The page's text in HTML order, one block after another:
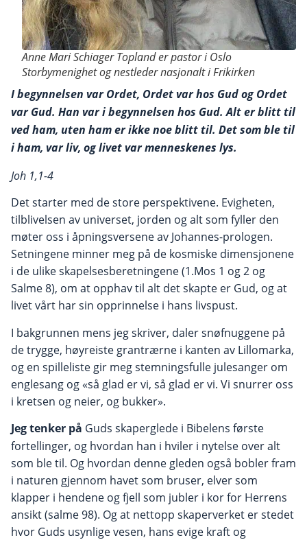
Anne Mari Schiager Topland er pastor i Oslo
Storbymenighet og nestleder nasjonalt i Frikirken
I begynnelsen var Ordet, Ordet var hos Gud og Ordet
var Gud. Han var i begynnelsen hos Gud. Alt er blitt til
ved ham, uten ham er ikke noe blitt til. Det som ble til
i ham, var liv, og livet var menneskenes lys.
Joh 1,1-4
Det starter med de store perspektivene. Evigheten,
tilblivelsen av universet, jorden og alt som fyller den
møter oss i åpningsversene av Johannes-prologen.
Setningene minner meg på de kosmiske dimensjonene
i de ulike skapelsesberetningene (1.Mos 1 og 2 og
Salme 8), om at opphav til alt det skapte er Gud, og at
livet vårt har sin opprinnelse i hans livspust.
I bakgrunnen mens jeg skriver, daler snøfnuggene på
de trygge, høyreiste grantrærne i kanten av Lillomarka,
og en spilleliste gir meg stemningsfulle julesanger om
englesang og «så glad er vi, så glad er vi. Vi snurrer oss
i kretsen og neier, og bukker».
Jeg tenker på Guds skaperglede i Bibelens første
fortellinger, og hvordan han i hviler i nytelse over alt
som ble til. Og hvordan denne gleden også bobler fram
i naturen gjennom havet som bruser, elver som
klapper i hendene og fjell som jubler i kor for Herrens
ansikt (salme 98). Og at nettopp skaperverket er stedet
hvor Guds usynlige vesen, hans evige kraft og